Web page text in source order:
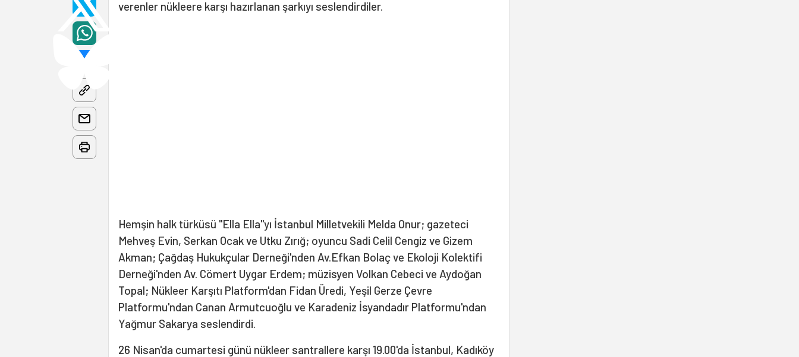
verenler nükleere karşı hazırlanan şarkıyı seslendirdiler.
Hemşin halk türküsü "Ella Ella"yı İstanbul Milletvekili Melda Onur; gazeteci
Mehveş Evin, Serkan Ocak ve Utku Zırığ; oyuncu Sadi Celil Cengiz ve Gizem
Akman; Çağdaş Hukukçular Derneği'nden Av.Efkan Bolaç ve Ekoloji Kolektifi
Derneği'nden Av. Cömert Uygar Erdem; müzisyen Volkan Cebeci ve Aydoğan
Topal; Nükleer Karşıtı Platform'dan Fidan Üredi, Yeşil Gerze Çevre
Platformu'ndan Canan Armutcuoğlu ve Karadeniz İsyandadır Platformu'ndan
Yağmur Sakarya seslendirdi.
26 Nisan'da cumartesi günü nükleer santrallere karşı 19.00'da İstanbul, Kadıköy